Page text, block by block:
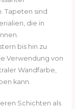
Tapeten sind
die in
bis hin zu
Verwendung von
Wandfarbe,
kann.
Schichten als